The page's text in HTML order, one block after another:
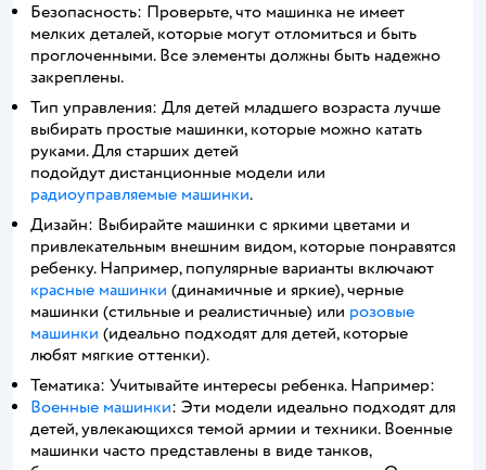
Безопасность: Проверьте, что машинка не имеет
мелких деталей, которые могут отломиться и быть
проглоченными. Все элементы должны быть надежно
закреплены.
Тип управления: Для детей младшего возраста лучше
выбирать простые машинки, которые можно катать
руками. Для старших детей
подойдут дистанционные модели или
радиоуправляемые машинки.
Дизайн: Выбирайте машинки с яркими цветами и
привлекательным внешним видом, которые понравятся
ребенку. Например, популярные варианты включают
красные машинки (динамичные и яркие), черные
машинки (стильные и реалистичные) или розовые
машинки (идеально подходят для детей, которые
любят мягкие оттенки).
Тематика: Учитывайте интересы ребенка. Например:
Военные машинки: Эти модели идеально подходят для
детей, увлекающихся темой армии и техники. Военные
машинки часто представлены в виде танков,